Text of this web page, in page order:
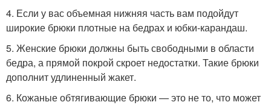
4. Если у вас объемная нижняя часть вам подойдут
широкие брюки плотные на бедрах и юбки-карандаш.
5. Женские брюки должны быть свободными в области
бедра, а прямой покрой скроет недостатки. Такие брюки
дополнит удлиненный жакет.
6. Кожаные обтягивающие брюки — это не то, что может